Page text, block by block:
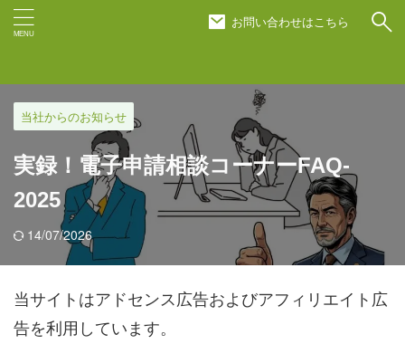
お問い合わせはこちら
当社からのお知らせ
実録！電子申請相談コーナーFAQ-
2025
14/07/2026
当サイトはアドセンス広告およびアフィリエイト広
告を利用しています。